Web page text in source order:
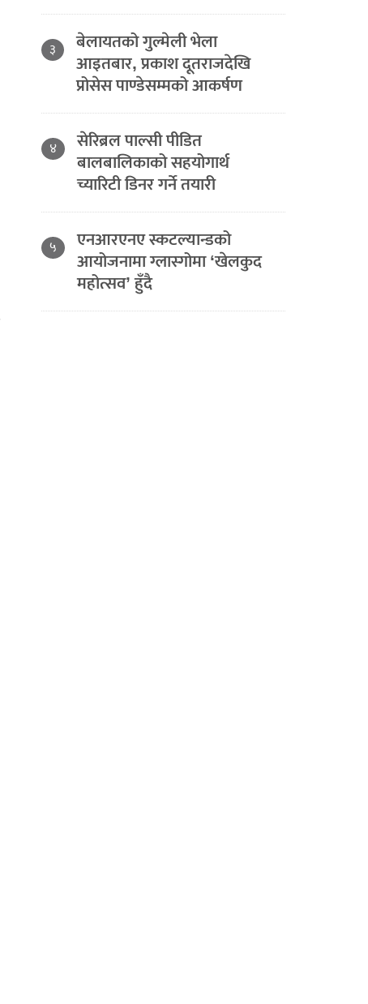
३ बेलायतको गुल्मेली भेला
आइतबार, प्रकाश दूतराजदेखि
प्रोसेस पाण्डेसम्मको आकर्षण
४ सेरिब्रल पाल्सी पीडित
बालबालिकाको सहयोगार्थ
च्यारिटी डिनर गर्ने तयारी
५ एनआरएनए स्कटल्यान्डको
आयोजनामा ग्लास्गोमा ‘खेलकुद
महोत्सव’ हुँदै